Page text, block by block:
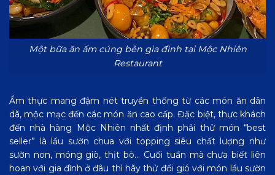
Một bữa ăn ấm cúng bên gia đình tại Mộc Nhiên
Restaurant
Ẩm thực mang đậm nét truyền thống từ các món ăn dân
dã, mộc mạc đến các món ăn cao cấp. Đặc biệt, thực khách
đến nhà hàng Mộc Nhiên nhất định phải thử món “best
seller” là lẩu sườn chua với topping siêu chất lượng như
sườn non, móng giò, thịt bò… Cuối tuần mà chưa biết liên
hoan với gia đình ở đâu thì hãy thử đổi gió với món lẩu sườn